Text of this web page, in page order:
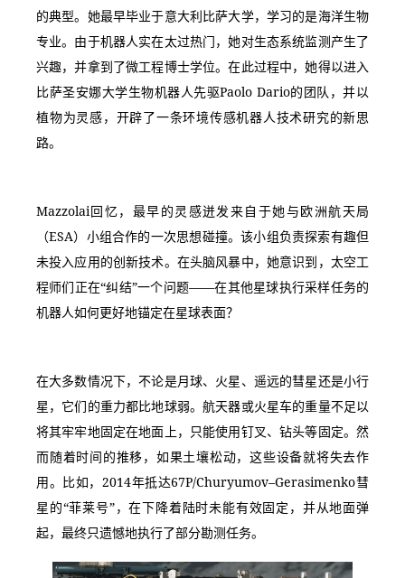
的典型。她最早毕业于意大利比萨大学，学习的是海洋生物
专业。由于机器人实在太过热门，她对生态系统监测产生了
兴趣，并拿到了微工程博士学位。在此过程中，她得以进入
比萨圣安娜大学生物机器人先驱Paolo Dario的团队，并以
植物为灵感，开辟了一条环境传感机器人技术研究的新思
路。
Mazzolai回忆，最早的灵感迸发来自于她与欧洲航天局
（ESA）小组合作的一次思想碰撞。该小组负责探索有趣但
未投入应用的创新技术。在头脑风暴中，她意识到，太空工
程师们正在“纠结”一个问题——在其他星球执行采样任务的
机器人如何更好地锚定在星球表面？
在大多数情况下，不论是月球、火星、遥远的彗星还是小行
星，它们的重力都比地球弱。航天器或火星车的重量不足以
将其牢牢地固定在地面上，只能使用钉叉、钻头等固定。然
而随着时间的推移，如果土壤松动，这些设备就将失去作
用。比如，2014年抵达67P/Churyumov–Gerasimenko彗
星的“菲莱号”，在下降着陆时未能有效固定，并从地面弹
起，最终只遗憾地执行了部分勘测任务。